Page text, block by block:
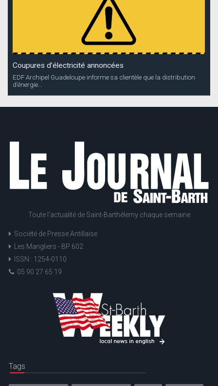
Coupures d’électricité annoncées
EDF Archipel Guadeloupe informe sa clientèle que la distribution
d’énergie...
Toute l'actualité de Saint-Barthélemy chaque semaine
Société de Presse Antillaise
Les Mangliers - BP 602
ISSN : 1254-0110
05 90 27 65 19
Tags